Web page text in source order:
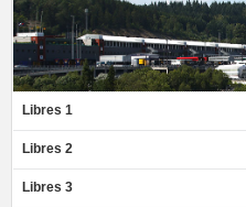
Libres 1
Libres 2
Libres 3